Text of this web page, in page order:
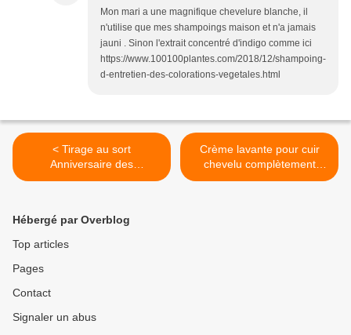
Mon mari a une magnifique chevelure blanche, il
n'utilise que mes shampoings maison et n'a jamais
jauni . Sinon l'extrait concentré d'indigo comme ici
https://www.100100plantes.com/2018/12/shampoing-
d-entretien-des-colorations-vegetales.html
< Tirage au sort
Anniversaire des
Essentielles
Crème lavante pour cuir
chevelu complètement
intolérant >
Hébergé par Overblog
Top articles
Pages
Contact
Signaler un abus